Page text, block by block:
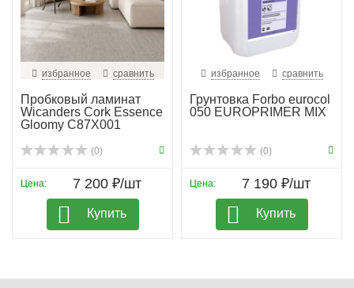
избранное сравнить
Пробковый ламинат
Wicanders Cork Essence
Gloomy C87X001
(0)
Цена: 7 200 ₽/шт
Купить
избранное сравнить
Грунтовка Forbo eurocol
050 EUROPRIMER MIX
(0)
Цена: 7 190 ₽/шт
Купить